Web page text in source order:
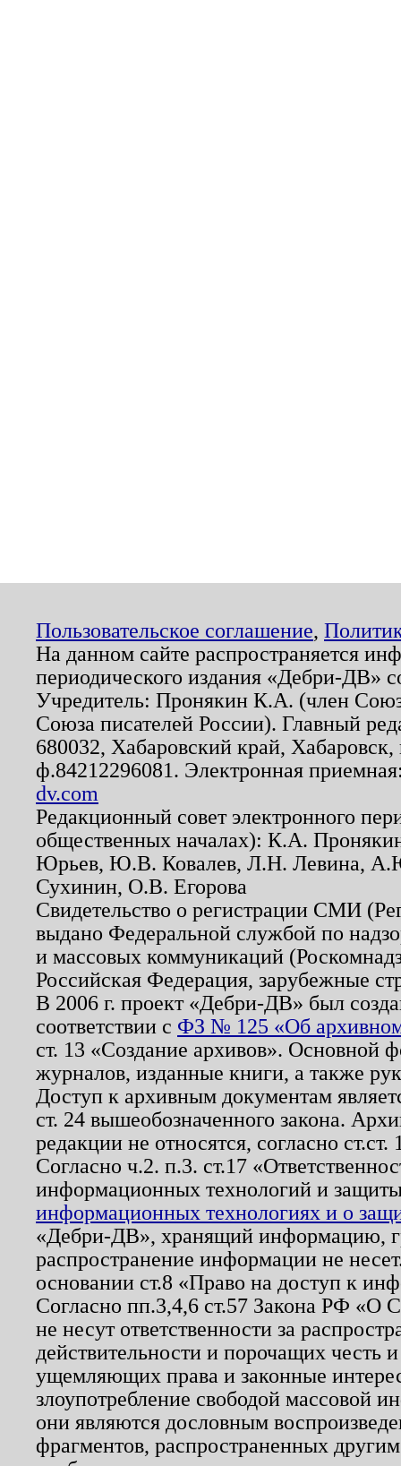
Пользовательское соглашение,
На данном сайте распространяется
периодического издания «Дебри-ДВ»
Учредитель: Пронякин К.А. (член
Союза писателей России). Главный
680032, Хабаровский край,
ф.84212296081. Электронная
dv.com
Редакционный совет электронного
общественных началах): К.А.
Юрьев, Ю.В. Ковалев, Л.Н. Левина,
Сухинин, О.В. Егорова
Свидетельство о регистрации СМИ
выдано Федеральной службой по
и массовых коммуникаций
Российская Федерация, зарубежные
В 2006 г. проект «Дебри-ДВ» был
соответствии с ФЗ № 125 «Об
ст. 13 «Создание архивов». Основной
журналов, изданные книги, а также
Доступ к архивным документам
ст. 24 вышеобозначенного закона.
редакции не относятся, согласно
Согласно ч.2. п.3. ст.17
информационных технологий и
информационных технологиях и о
«Дебри-ДВ», хранящий информацию,
распространение информации не
основании ст.8 «Право на доступ к
Согласно пп.3,4,6 ст.57 Закона РФ «О
не несут ответственности за
действительности и порочащих честь
ущемляющих права и законные
злоупотребление свободой массовой
они являются дословным
фрагментов, распространенных